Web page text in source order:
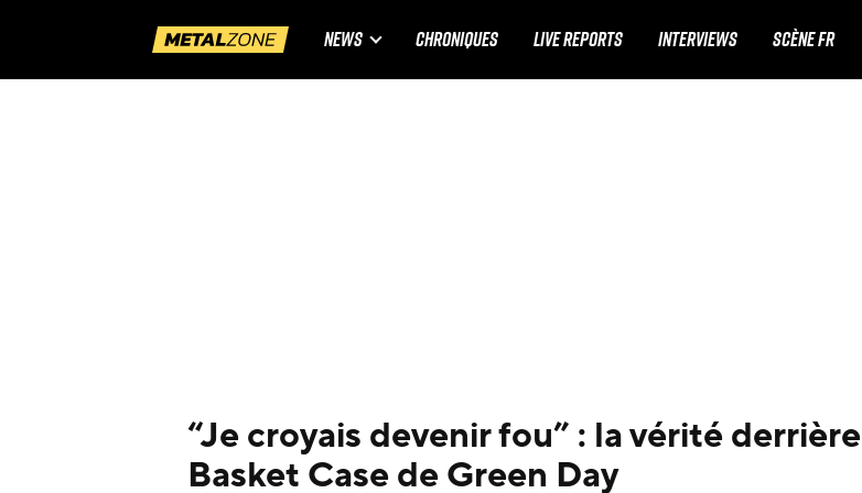
NEWS CHRONIQUES LIVE REPORTS INTERVIEWS SCÈNE FR
“Je croyais devenir fou” : la vérité derrière
Basket Case de Green Day